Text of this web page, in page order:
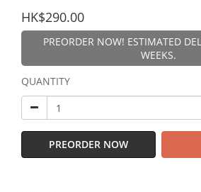
HK$290.00
PREORDER NOW! ESTIMATED
WEEKS.
QUANTITY
PREORDER NOW